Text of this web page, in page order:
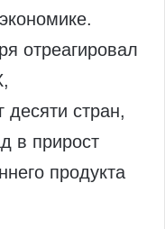
отреагировал
стран,
в прирост
продукта